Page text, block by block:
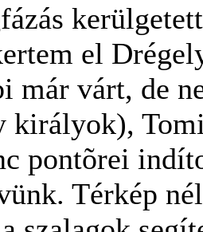
el
már várt, de
királyok),
pontõrei
Térkép